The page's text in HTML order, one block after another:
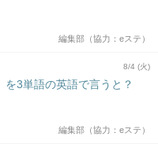
編集部（協力：eステ）
8/4 (火)
を3単語の英語で言うと？
編集部（協力：eステ）